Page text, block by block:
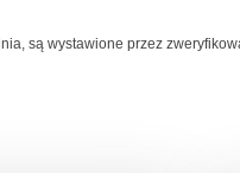
są wystawione przez